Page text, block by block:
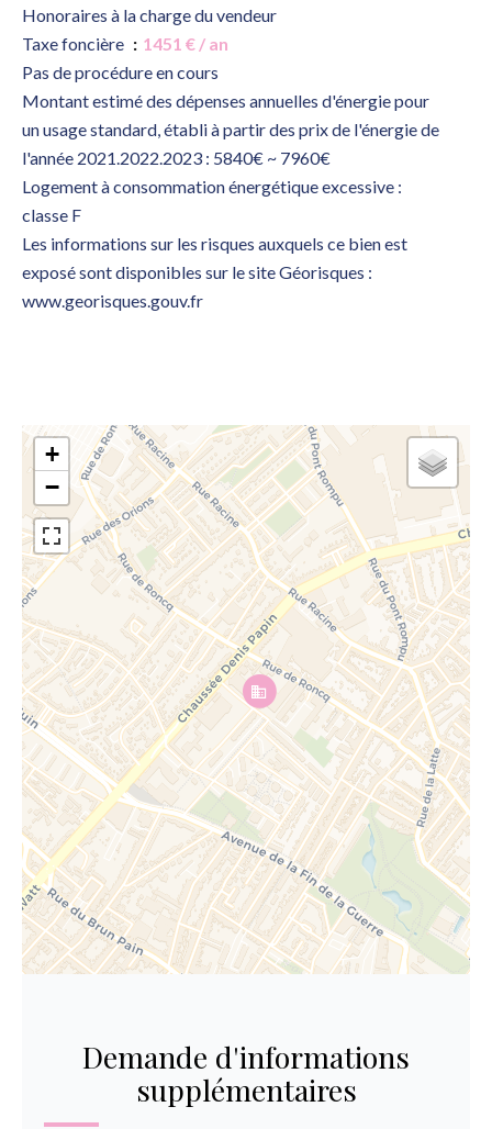
Honoraires à la charge du vendeur
Taxe foncière
1451 € / an
Pas de procédure en cours
Montant estimé des dépenses annuelles d'énergie pour
un usage standard, établi à partir des prix de l'énergie de
l'année 2021.2022.2023 : 5840€ ~ 7960€
Logement à consommation énergétique excessive :
classe F
Les informations sur les risques auxquels ce bien est
exposé sont disponibles sur le site Géorisques :
www.georisques.gouv.fr
+
−
Demande d'informations
supplémentaires